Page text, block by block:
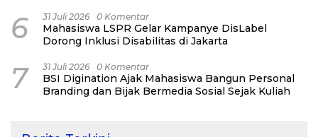
6 31 Juli 2026 0 Komentar
Mahasiswa LSPR Gelar Kampanye DisLabel
Dorong Inklusi Disabilitas di Jakarta
7 31 Juli 2026 0 Komentar
BSI Digination Ajak Mahasiswa Bangun Personal
Branding dan Bijak Bermedia Sosial Sejak Kuliah